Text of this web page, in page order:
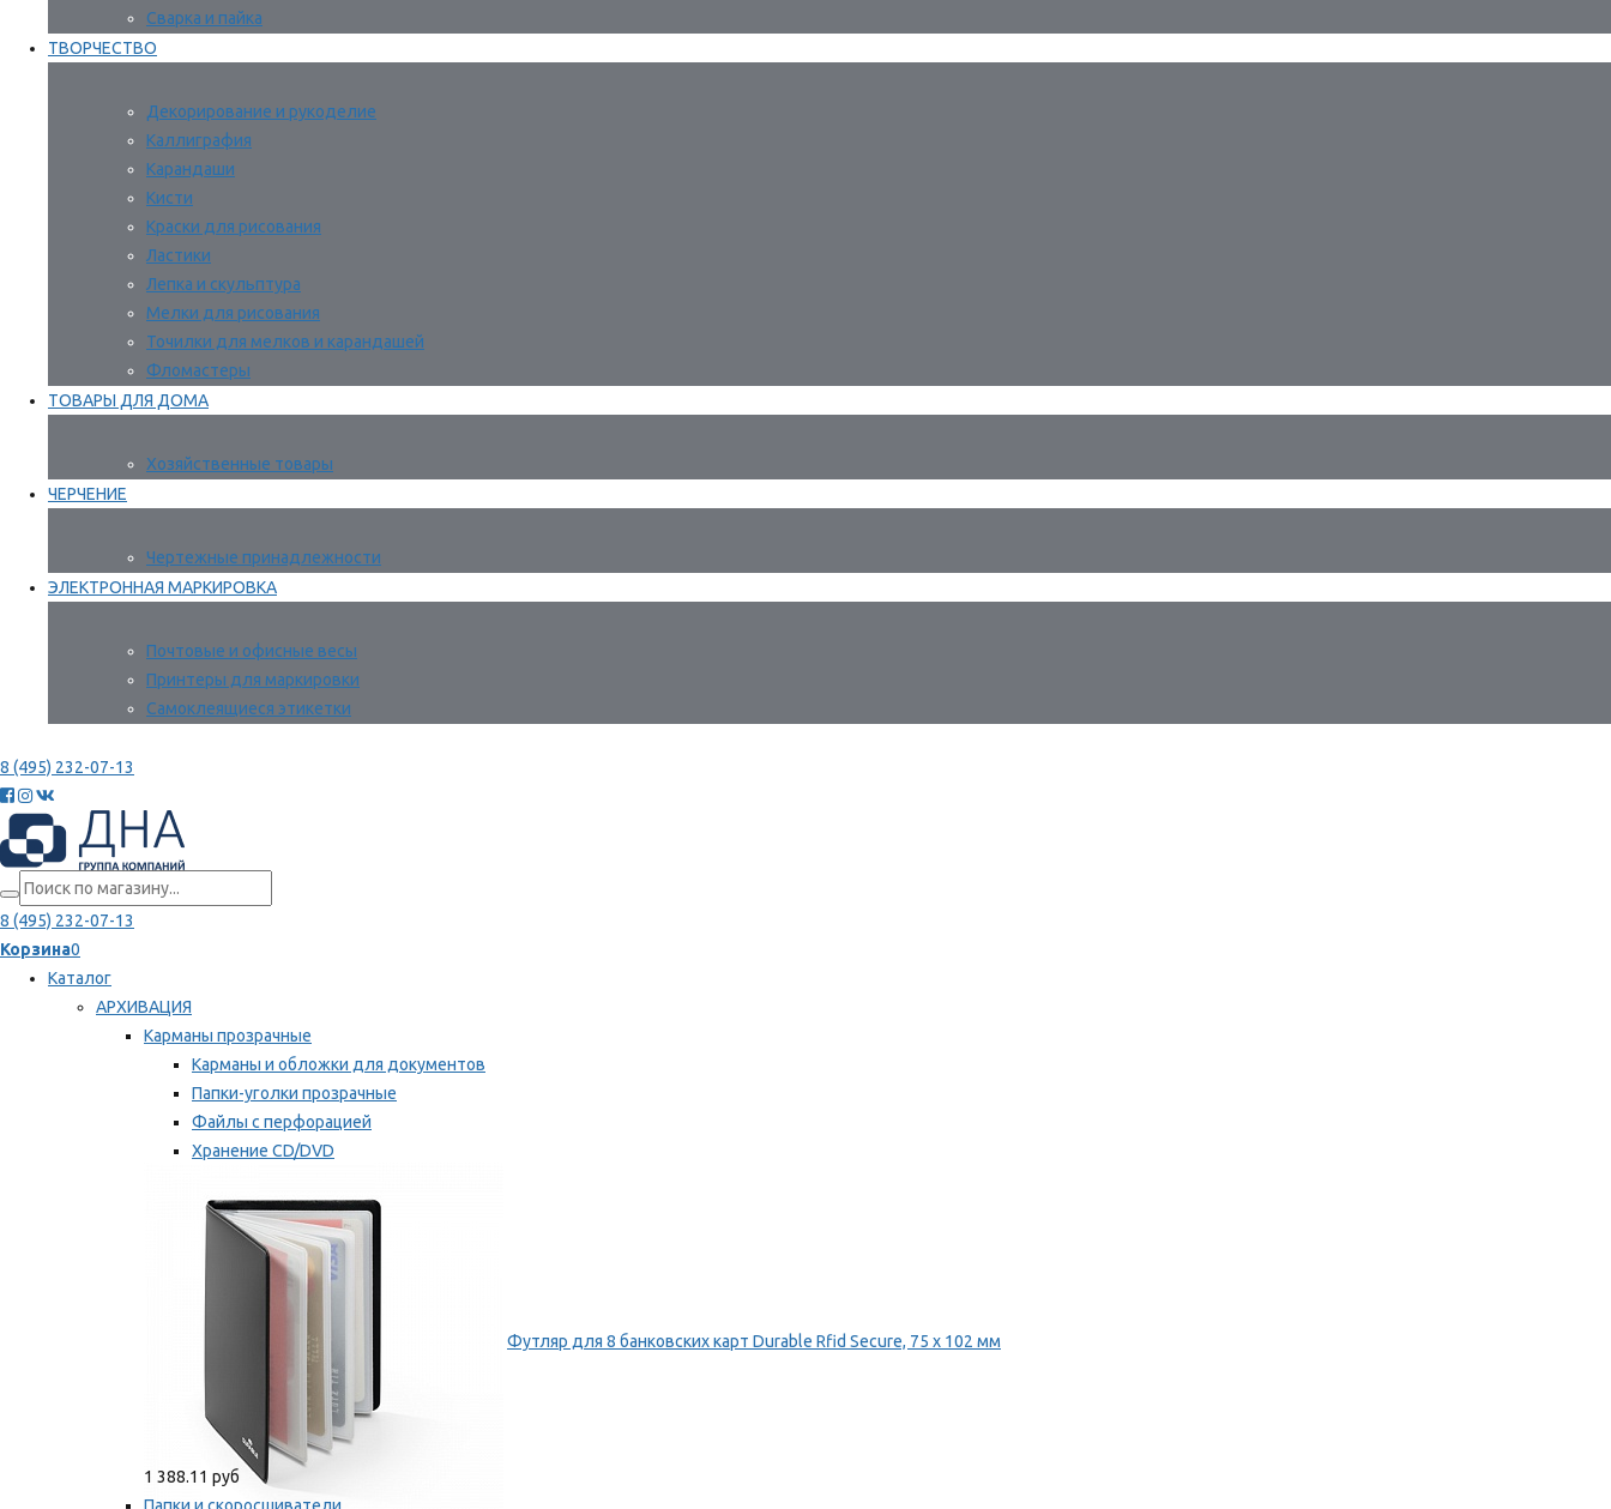
Сварка и пайка
ТВОРЧЕСТВО
Декорирование и рукоделие
Каллиграфия
Карандаши
Кисти
Краски для рисования
Ластики
Лепка и скульптура
Мелки для рисования
Точилки для мелков и карандашей
Фломастеры
ТОВАРЫ ДЛЯ ДОМА
Хозяйственные товары
ЧЕРЧЕНИЕ
Чертежные принадлежности
ЭЛЕКТРОННАЯ МАРКИРОВКА
Почтовые и офисные весы
Принтеры для маркировки
Самоклеящиеся этикетки
8 (495) 232-07-13
8 (495) 232-07-13
Корзина0
Каталог
АРХИВАЦИЯ
Карманы прозрачные
Карманы и обложки для документов
Папки-уголки прозрачные
Файлы с перфорацией
Хранение CD/DVD
Мы рекомендуем
Футляр для 8 банковских карт Durable Rfid Secure, 75 х 102 мм
1 388.11 руб